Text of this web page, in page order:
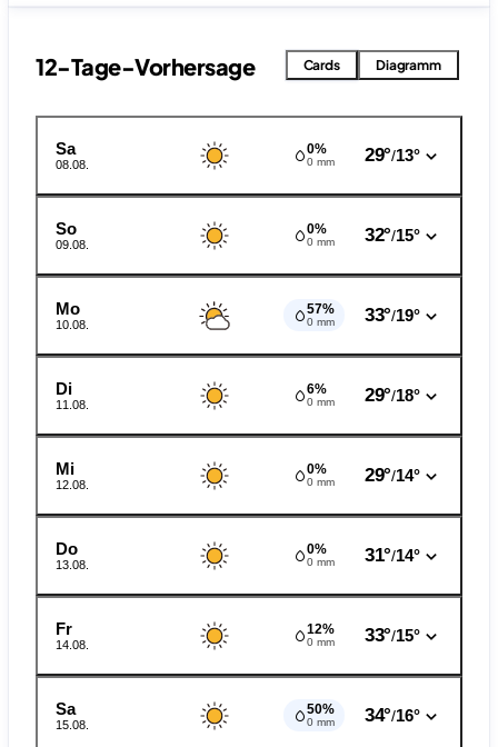
12-Tage-Vorhersage Cards Diagramm
Sa
08.08.
0%
0 mm 29°/13°
So
09.08.
0%
0 mm 32°/15°
Mo
10.08.
57%
0 mm 33°/19°
Di
11.08.
6%
0 mm 29°/18°
Mi
12.08.
0%
0 mm 29°/14°
Do
13.08.
0%
0 mm 31°/14°
Fr
14.08.
12%
0 mm 33°/15°
Sa
15.08.
50%
0 mm 34°/16°